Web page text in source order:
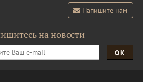
Напишите нам
на новости
ОК